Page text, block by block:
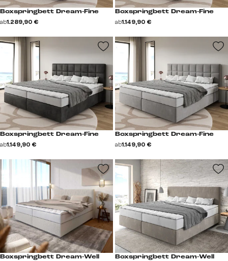
Boxspringbett Dream-Fine
ab1.289,90 €
Boxspringbett Dream-Fine
ab1.149,90 €
Boxspringbett Dream-Fine
ab1.149,90 €
Boxspringbett Dream-Fine
ab1.149,90 €
Boxspringbett Dream-Well Boxspringbett Dream-Well